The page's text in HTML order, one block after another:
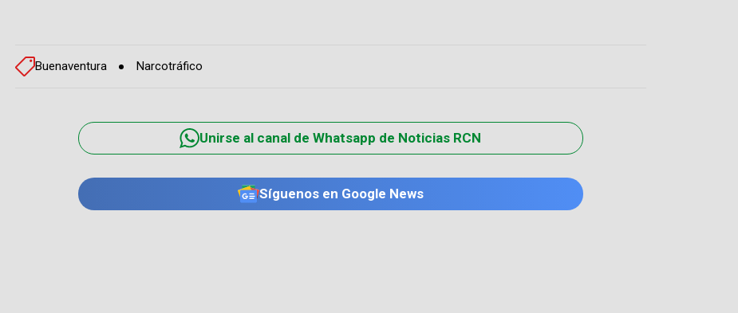
Buenaventura Narcotráfico
Unirse al canal de Whatsapp de Noticias RCN
Síguenos en Google News